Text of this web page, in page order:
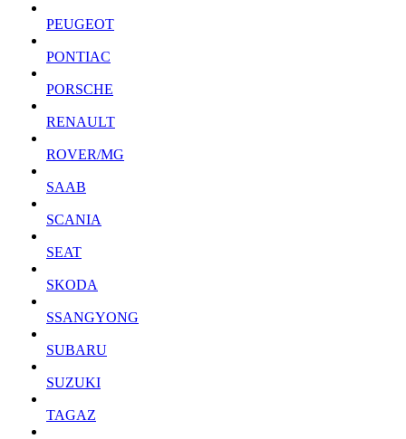
PEUGEOT
PONTIAC
PORSCHE
RENAULT
ROVER/MG
SAAB
SCANIA
SEAT
SKODA
SSANGYONG
SUBARU
SUZUKI
TAGAZ